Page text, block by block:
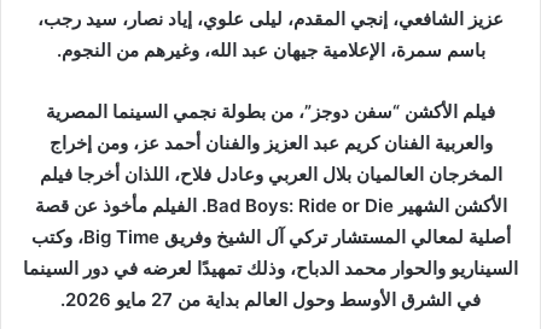
عزيز الشافعي، إنجي المقدم، ليلى علوي، إياد نصار، سيد رجب،
باسم سمرة، الإعلامية جيهان عبد الله، وغيرهم من النجوم.
فيلم الأكشن “سفن دوجز”، من بطولة نجمي السينما المصرية
والعربية الفنان كريم عبد العزيز والفنان أحمد عز، ومن إخراج
المخرجان العالميان بلال العربي وعادل فلاح، اللذان أخرجا فيلم
الأكشن الشهير Bad Boys: Ride or Die. الفيلم مأخوذ عن قصة
أصلية لمعالي المستشار تركي آل الشيخ وفريق Big Time، وكتب
السيناريو والحوار محمد الدباح، وذلك تمهيدًا لعرضه في دور السينما
في الشرق الأوسط وحول العالم بداية من 27 مايو 2026.